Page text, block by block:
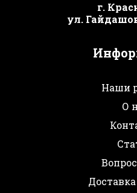
г.
ул.
Наши
О